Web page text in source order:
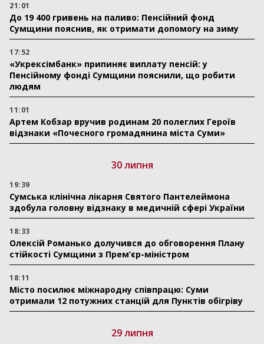
21:01
До 19 400 гривень на паливо: Пенсійний фонд
Сумщини пояснив, як отримати допомогу на зиму
17:52
«Укрексімбанк» припиняє виплату пенсій: у
Пенсійному фонді Сумщини пояснили, що робити
людям
11:01
Артем Кобзар вручив родинам 20 полеглих Героїв
відзнаки «Почесного громадянина міста Суми»
30 липня
19:39
Сумська клінічна лікарня Святого Пантелеймона
здобула головну відзнаку в медичній сфері України
18:33
Олексій Романько долучився до обговорення Плану
стійкості Сумщини з Прем’єр-міністром
18:11
Місто посилює міжнародну співпрацю: Суми
отримали 12 потужних станцій для Пунктів обігріву
29 липня